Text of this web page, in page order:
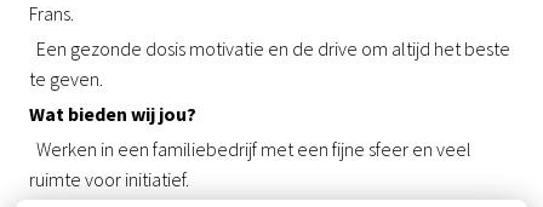
Frans.
Een gezonde dosis motivatie en de drive om altijd het beste
te geven.
Wat bieden wij jou?
Werken in een familiebedrijf met een fijne sfeer en veel
ruimte voor initiatief.